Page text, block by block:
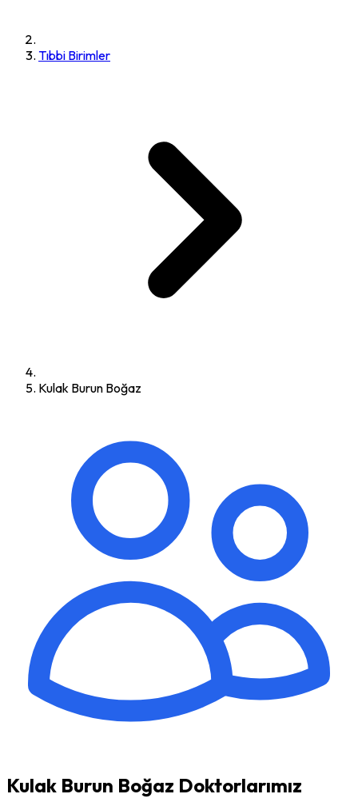
Tıbbi Birimler
Kulak Burun Boğaz
Kulak Burun Boğaz Doktorlarımız